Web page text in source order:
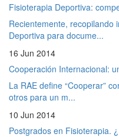
Fisioterapia Deportiva:
Recientemente, recopilando
Deportiva para docume...
16 Jun 2014
Cooperación Internacional:
La RAE define “Cooperar”
otros para un m...
10 Jun 2014
Postgrados en Fisioterapia.